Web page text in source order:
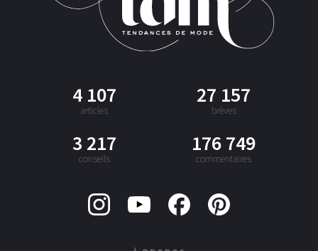
4 107
articles
27 157
brèves
3 217
conseils
176 749
commentaires